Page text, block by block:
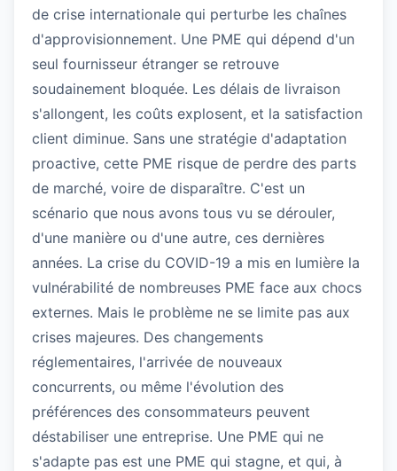
de crise internationale qui perturbe les chaînes
d'approvisionnement. Une PME qui dépend d'un
seul fournisseur étranger se retrouve
soudainement bloquée. Les délais de livraison
s'allongent, les coûts explosent, et la satisfaction
client diminue. Sans une stratégie d'adaptation
proactive, cette PME risque de perdre des parts
de marché, voire de disparaître. C'est un
scénario que nous avons tous vu se dérouler,
d'une manière ou d'une autre, ces dernières
années. La crise du COVID-19 a mis en lumière la
vulnérabilité de nombreuses PME face aux chocs
externes. Mais le problème ne se limite pas aux
crises majeures. Des changements
réglementaires, l'arrivée de nouveaux
concurrents, ou même l'évolution des
préférences des consommateurs peuvent
déstabiliser une entreprise. Une PME qui ne
s'adapte pas est une PME qui stagne, et qui, à